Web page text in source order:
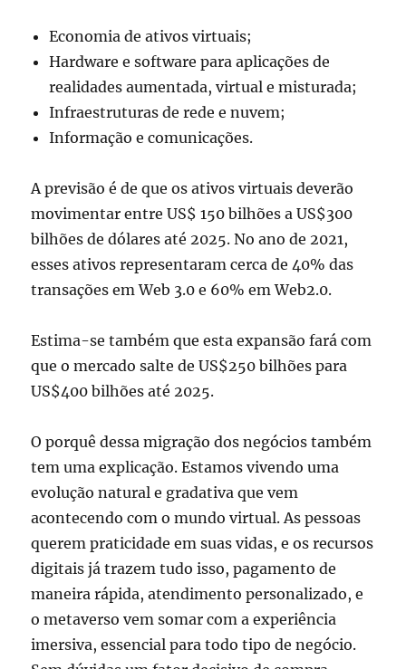
Economia de ativos virtuais;
Hardware e software para aplicações de
realidades aumentada, virtual e misturada;
Infraestruturas de rede e nuvem;
Informação e comunicações.
A previsão é de que os ativos virtuais deverão
movimentar entre US$ 150 bilhões a US$300
bilhões de dólares até 2025. No ano de 2021,
esses ativos representaram cerca de 40% das
transações em Web 3.0 e 60% em Web2.0.
Estima-se também que esta expansão fará com
que o mercado salte de US$250 bilhões para
US$400 bilhões até 2025.
O porquê dessa migração dos negócios também
tem uma explicação. Estamos vivendo uma
evolução natural e gradativa que vem
acontecendo com o mundo virtual. As pessoas
querem praticidade em suas vidas, e os recursos
digitais já trazem tudo isso, pagamento de
maneira rápida, atendimento personalizado, e
o metaverso vem somar com a experiência
imersiva, essencial para todo tipo de negócio.